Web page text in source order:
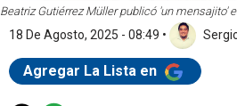
Beatriz Gutiérrez Müller publicó 'un mensajito'
18 De Agosto, 2025 - 08:49 •
Agregar La Lista en